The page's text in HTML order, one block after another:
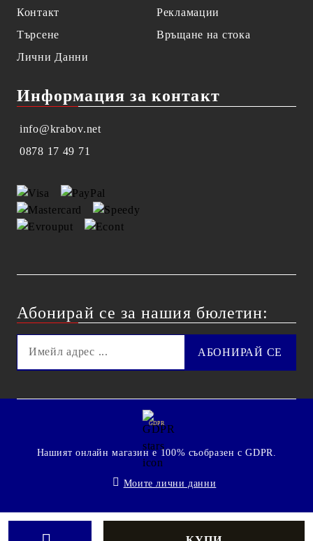
Контакт
Търсене
Лични Данни
Рекламации
Връщане на стока
Информация за контакт
info@krabov.net
0878 17 49 71
Абонирай се за нашия бюлетин:
GDPR
Нашият онлайн магазин е 100% съобразен с GDPR.
Моите лични данни